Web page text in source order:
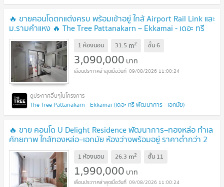
🔥 ขายคอนโดตกแต่งครบ พร้อมเข้าอยู่ ใกล้ Airport Rail Link และ
ม.รามคำแหง 🔥 The Tree Pattanakarn – Ekkamai - เดอะ ทรี
พัฒนาการ - เอกมัย
1 ห้องนอน 31.5 m2 ชั้น6
3,090,000 บาท
09/08/2026 11:00:24
The Tree Pattanakarn - Ekkamai (เดอะ ทรี พัฒนาการ - เอกมัย)
🔥 ขาย คอนโด U Delight Residence พัฒนาการ–ทองหล่อ ทำเล
ศักยภาพ ใกล้ทองหล่อ–เอกมัย ห้องว่างพร้อมอยู่ ราคาต่ำกว่า 2
ล้าน ✅ UPDATE !
1 ห้องนอน 26.3 m2 ชั้น 11
1,990,000 บาท
09/08/2026 11:00:24